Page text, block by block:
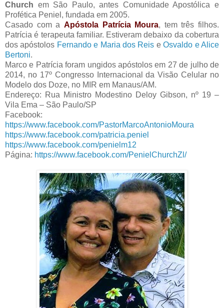
Church em São Paulo, antes Comunidade Apostólica e
Profética Peniel, fundada em 2005.
Casado com a Apóstola Patrícia Moura, tem três filhos.
Patrícia é terapeuta familiar. Estiveram debaixo da cobertura
dos apóstolos Fernando e Maria dos Reis eOsvaldo e Alice
Bertoni.
Marco e Patrícia foram ungidos apóstolos em 27 de julho de
2014, no 17º Congresso Internacional da Visão Celular no
Modelo dos Doze, no MIR em Manaus/AM.
Endereço: Rua Ministro Modestino Deloy Gibson, nº 19 –
Vila Ema – São Paulo/SP
Facebook:
https://www.facebook.com/PastorMarcoAntonioMoura
https://www.facebook.com/patricia.peniel
https://www.facebook.com/penielm12
Página: https://www.facebook.com/PenielChurchZl/